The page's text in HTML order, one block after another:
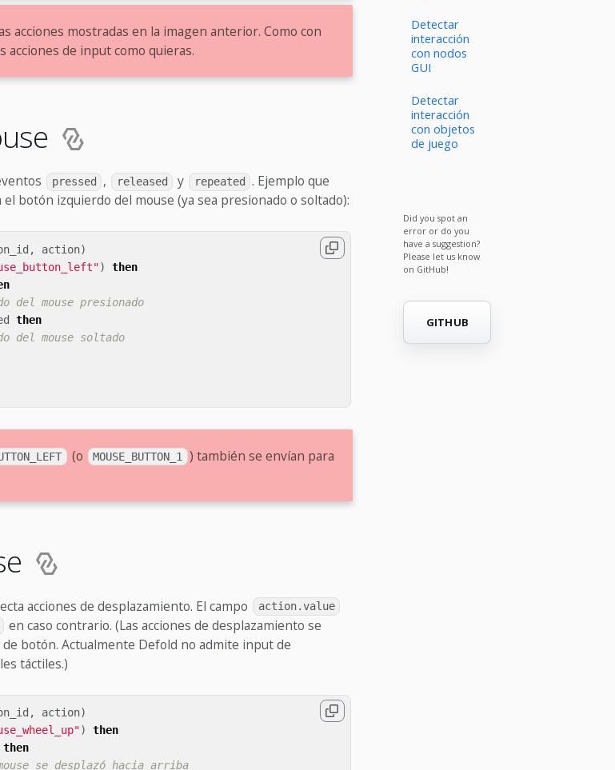
acciones mostradas en la imagen anterior. Como con
de input como quieras.
pressed , released y repeated
. Ejemplo que
botón izquierdo del mouse (ya sea presionado o soltado):
, action)
)
then
del mouse presionado
then
del mouse soltado
(o MOUSE_BUTTON_1
) también se envían para
acciones de desplazamiento. El campo action.value
en caso contrario. (Las acciones de desplazamiento se
botón. Actualmente Defold no admite input de
táctiles.)
, action)
)
then
then
se desplazó hacia arriba
Detectar
interacción
con nodos
GUI
Detectar
interacción
con objetos
de juego
Did you spot an
error or do you
have a suggestion?
Please let us know
on GitHub!
GITHUB